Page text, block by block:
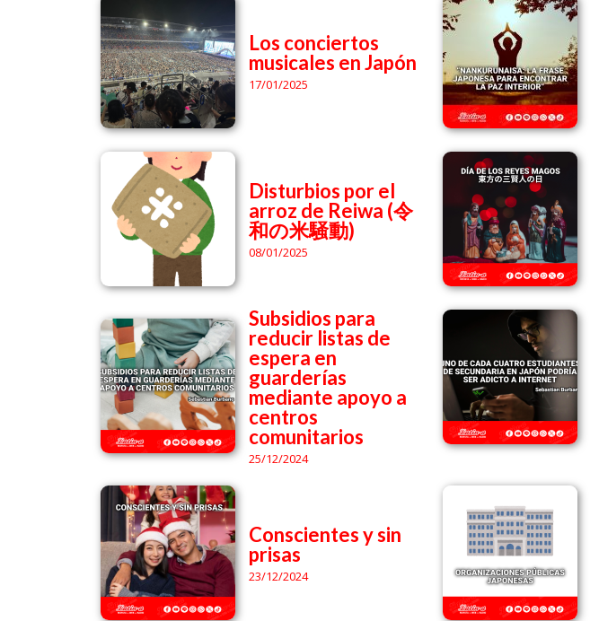
Los conciertos
musicales en Japón
17/01/2025
Disturbios por el
arroz de Reiwa (令
和の米騒動)
08/01/2025
Subsidios para
reducir listas de
espera en
guarderías
mediante apoyo a
centros
comunitarios
25/12/2024
Conscientes y sin
prisas
23/12/2024